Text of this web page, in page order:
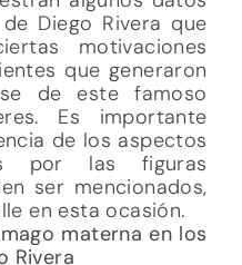
Diego Rivera que
motivaciones
que generaron
de este famoso
Es importante
de los aspectos
por las figuras
ser mencionados,
en esta ocasión.
materna en los
Rivera